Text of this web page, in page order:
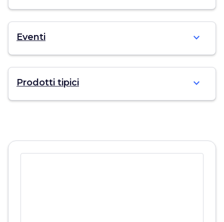
Eventi expand_more
Prodotti tipici expand_more